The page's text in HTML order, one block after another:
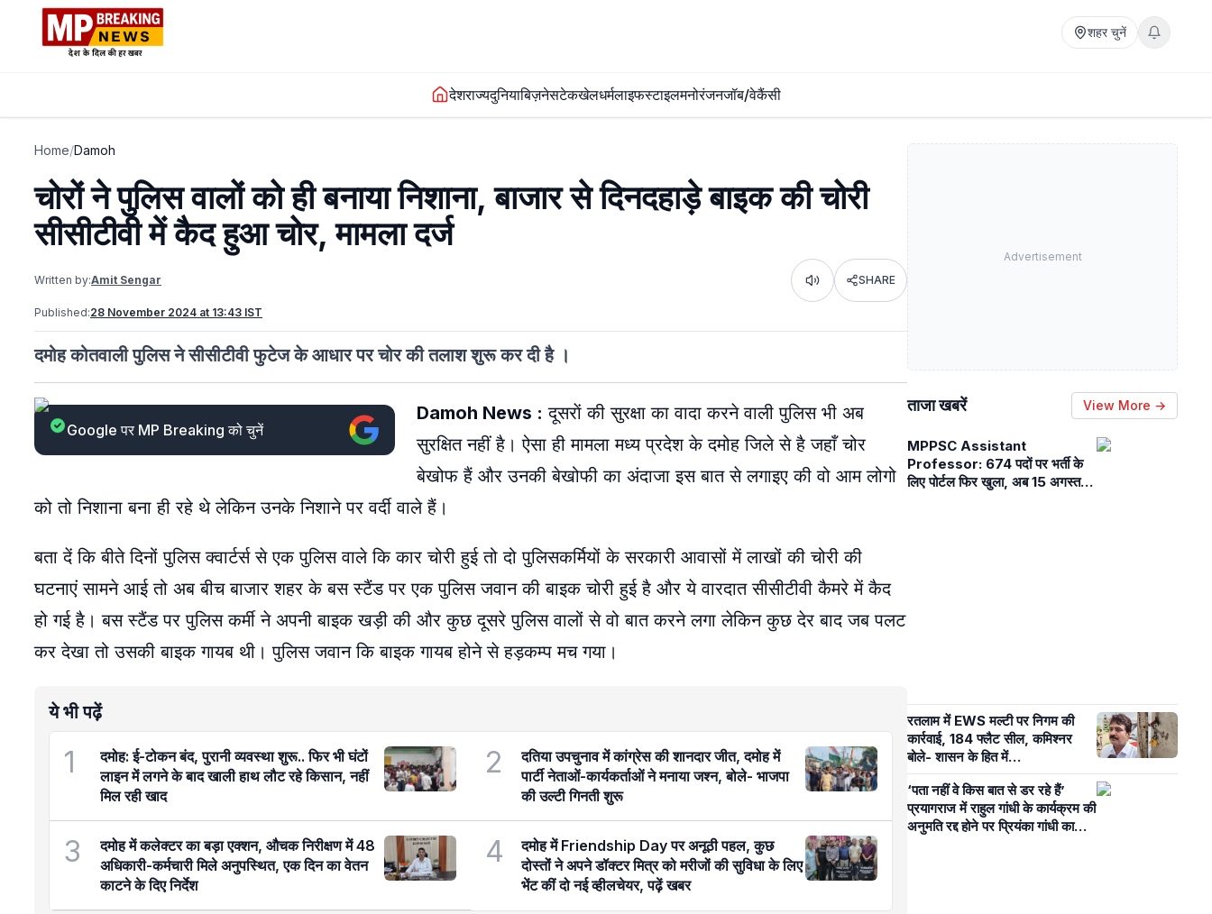
शहर चुनें
देशराज्यदुनियाबिज़नेसटेकखेलधर्मलाइफस्टाइलमनोरंजनजॉब/वेकैंसी
Home/Damoh
चोरों ने पुलिस वालों को ही बनाया निशाना, बाजार से दिनदहाड़े बाइक की चोरी
सीसीटीवी में कैद हुआ चोर, मामला दर्ज
Written by:Amit Sengar Listen SHARE
Published:28 November 2024 at 13:43 IST
दमोह कोतवाली पुलिस ने सीसीटीवी फुटेज के आधार पर चोर की तलाश शुरू कर दी है ।
Google पर MP Breaking को चुनें
Damoh News : दूसराें की सुरक्षा का वादा करने वाली पुलिस भी अब
सुरक्षित नहीं है। ऐसा ही मामला मध्य प्रदेश के दमोह जिले से है जहाँ चोर
बेखोफ हैं और उनकी बेखोफी का अंदाजा इस बात से लगाइए की वो आम लोगो
को तो निशाना बना ही रहे थे लेकिन उनके निशाने पर वर्दी वाले हैं।
बता दें कि बीते दिनों पुलिस क्वार्टर्स से एक पुलिस वाले कि कार चोरी हुई तो दो पुलिसकर्मियों के सरकारी आवासों में लाखों की चोरी की
घटनाएं सामने आई तो अब बीच बाजार शहर के बस स्टैंड पर एक पुलिस जवान की बाइक चोरी हुई है और ये वारदात सीसीटीवी कैमरे में कैद
हो गई है। बस स्टैंड पर पुलिस कर्मी ने अपनी बाइक खड़ी की और कुछ दूसरे पुलिस वालों से वो बात करने लगा लेकिन कुछ देर बाद जब पलट
कर देखा तो उसकी बाइक गायब थी। पुलिस जवान कि बाइक गायब होने से हड़कम्प मच गया।
ये भी पढ़ें
1
दमोह: ई-टोकन बंद, पुरानी व्यवस्था शुरू.. फिर भी घंटों
लाइन में लगने के बाद खाली हाथ लौट रहे किसान, नहीं
मिल रही खाद
2
दतिया उपचुनाव में कांग्रेस की शानदार जीत, दमोह में
पार्टी नेताओं-कार्यकर्ताओं ने मनाया जश्न, बोले- भाजपा
की उल्टी गिनती शुरू
3
दमोह में कलेक्टर का बड़ा एक्शन, औचक निरीक्षण में 48
अधिकारी-कर्मचारी मिले अनुपस्थित, एक दिन का वेतन
काटने के दिए निर्देश
4
दमोह में Friendship Day पर अनूठी पहल, कुछ
दोस्तोंं ने अपने डॉक्टर मित्र को मरीजों की सुविधा के लिए
भेंट कीं दो नई व्हीलचेयर, पढ़ें खबर
Advertisement
ताजा खबरें View More →
MPPSC Assistant
Professor: 674 पदों पर भर्ती के
लिए पोर्टल फिर खुला, अब 15 अगस्त
रतलाम में EWS मल्टी पर निगम की
कार्रवाई, 184 फ्लैट सील, कमिश्नर
बोले- शासन के हित में…
‘पता नहीं वे किस बात से डर रहे हैं’
प्रयागराज में राहुल गांधी के कार्यक्रम की
अनुमति रद्द होने पर प्रियंका गांधी का